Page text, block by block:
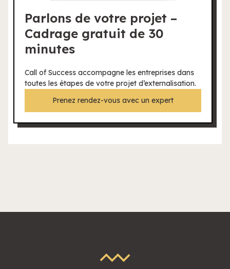
Parlons de votre projet –
Cadrage gratuit de 30
minutes
Call of Success accompagne les entreprises dans
toutes les étapes de votre projet d’externalisation.
Prenez rendez-vous avec un expert